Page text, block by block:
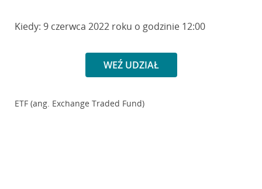
Kiedy: 9 czerwca 2022 roku o godzinie 12:00
WEŹ UDZIAŁ
ETF (ang. Exchange Traded Fund)